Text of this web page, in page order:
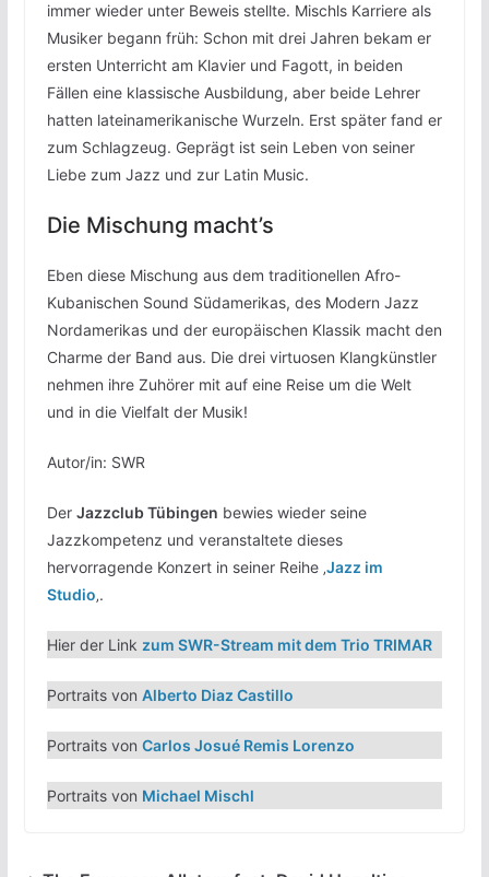
immer wieder unter Beweis stellte. Mischls Karriere als
Musiker begann früh: Schon mit drei Jahren bekam er
ersten Unterricht am Klavier und Fagott, in beiden
Fällen eine klassische Ausbildung, aber beide Lehrer
hatten lateinamerikanische Wurzeln. Erst später fand er
zum Schlagzeug. Geprägt ist sein Leben von seiner
Liebe zum Jazz und zur Latin Music.
Die Mischung macht’s
Eben diese Mischung aus dem traditionellen Afro-
Kubanischen Sound Südamerikas, des Modern Jazz
Nordamerikas und der europäischen Klassik macht den
Charme der Band aus. Die drei virtuosen Klangkünstler
nehmen ihre Zuhörer mit auf eine Reise um die Welt
und in die Vielfalt der Musik!
Autor/in: SWR
Der Jazzclub Tübingen bewies wieder seine
Jazzkompetenz und veranstaltete dieses
hervorragende Konzert in seiner Reihe ‚Jazz im
Studio‚.
Hier der Link zum SWR-Stream mit dem Trio TRIMAR
Portraits von Alberto Diaz Castillo
Portraits von Carlos Josué Remis Lorenzo
Portraits von Michael Mischl